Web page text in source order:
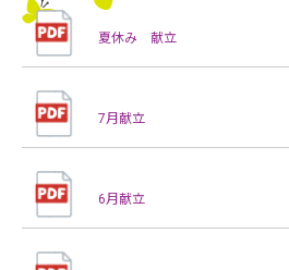
夏休み 献立
7月献立
6月献立